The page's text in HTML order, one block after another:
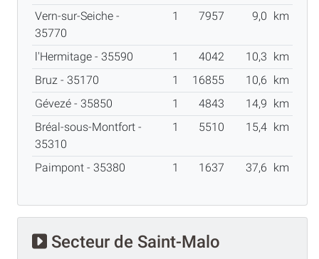
Vern-sur-Seiche -
35770
1 7957 9,0 km
l'Hermitage - 35590 1 4042 10,3 km
Bruz - 35170
1 16855 10,6 km
Gévezé - 35850
1 4843 14,9 km
Bréal-sous-Montfort -
35310
1 5510 15,4 km
Paimpont - 35380 1 1637 37,6 km
Secteur de Saint-Malo